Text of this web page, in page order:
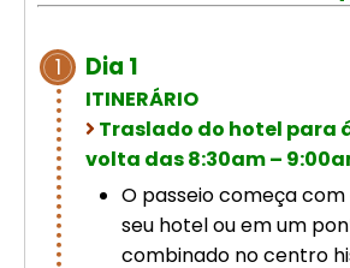
Excursão de luxo de 8 dias
Cusco: Machu Picchu +
estrelas
1 Dia 1
ITINERÁRIO
Traslado do hotel para
volta das 8:30am –
O passeio começa
seu hotel ou em um
combinado no centro